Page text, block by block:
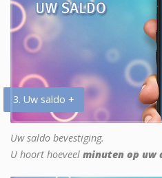
3. Uw saldo +
Uw saldo bevestiging.
U hoort hoeveel minuten op uw